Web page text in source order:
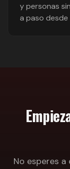
y personas
a paso
No esperes a